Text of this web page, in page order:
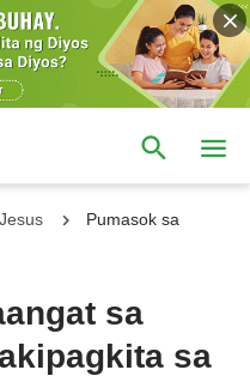
Pumasok sa
sa
sa